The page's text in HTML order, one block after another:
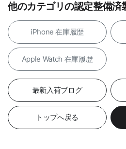
他のカテゴリの認定整備済
iPhone 在庫履歴
Apple Watch 在庫履歴
最新入荷ブログ
トップへ戻る